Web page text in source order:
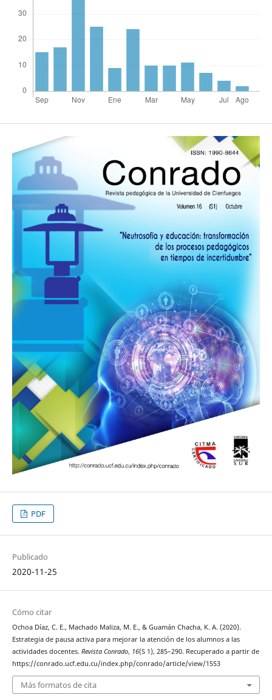
PDF
Publicado
2020-11-25
Cómo citar
Ochoa Díaz, C. E., Machado Maliza, M. E., & Guamán Chacha, K. A. (2020).
Estrategia de pausa activa para mejorar la atención de los alumnos a las
actividades docentes. Revista Conrado, 16(S 1), 285–290. Recuperado a partir de
https://conrado.ucf.edu.cu/index.php/conrado/article/view/1553
Más formatos de cita